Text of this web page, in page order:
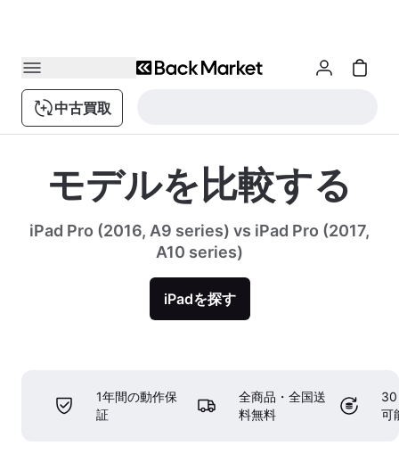
中古買取
モデルを比較する
iPad Pro (2016, A9 series) vs iPad Pro (2017,
A10 series)
iPadを探す
1年間の動作保
証
全商品・全国送
料無料
30
可